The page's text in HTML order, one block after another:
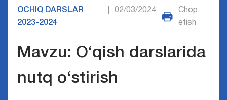
OCHIQ DARSLAR
2023-2024
02/03/2024
Chop
etish
Mavzu: O‘qish darslarida
nutq o‘stirish